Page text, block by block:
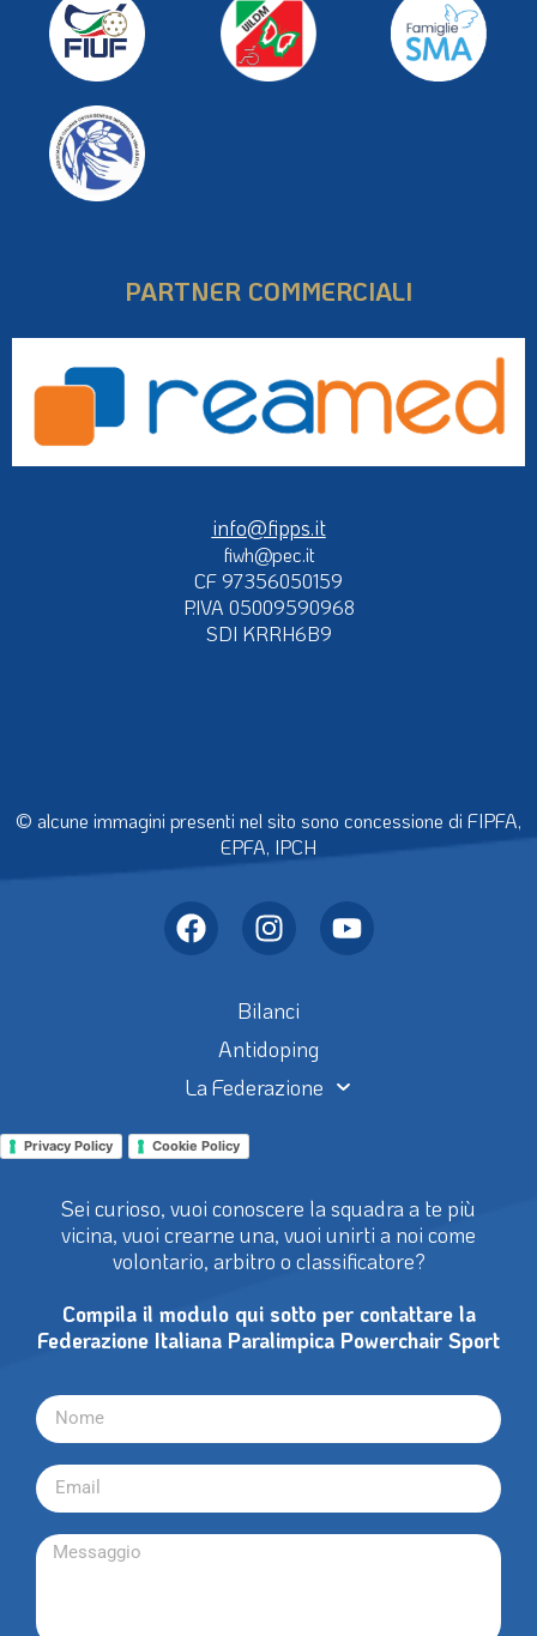
PARTNER COMMERCIALI
info@fipps.it
fiwh@pec.it
CF 97356050159
P.IVA 05009590968
SDI KRRH6B9
© alcune immagini presenti nel sito sono concessione di FIPFA,
EPFA, IPCH
Bilanci
Antidoping
La Federazione
Privacy Policy Cookie Policy
Sei curioso, vuoi conoscere la squadra a te più
vicina, vuoi crearne una, vuoi unirti a noi come
volontario, arbitro o classificatore?
Compila il modulo qui sotto per contattare la
Federazione Italiana Paralimpica Powerchair Sport